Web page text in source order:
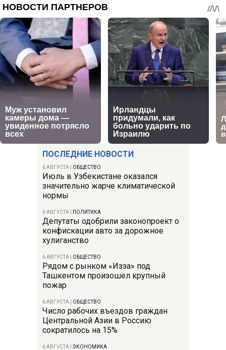
ПОСЛЕДНИЕ НОВОСТИ
6 АВГУСТА ОБЩЕСТВО
Июль в Узбекистане оказался
значительно жарче климатической
нормы
6 АВГУСТА ПОЛИТИКА
Депутаты одобрили законопроект о
конфискации авто за дорожное
хулиганство
6 АВГУСТА ОБЩЕСТВО
Рядом с рынком «Изза» под
Ташкентом произошел крупный
пожар
6 АВГУСТА ОБЩЕСТВО
Число рабочих въездов граждан
Центральной Азии в Россию
сократилось на 15%
6 АВГУСТА ЭКОНОМИКА